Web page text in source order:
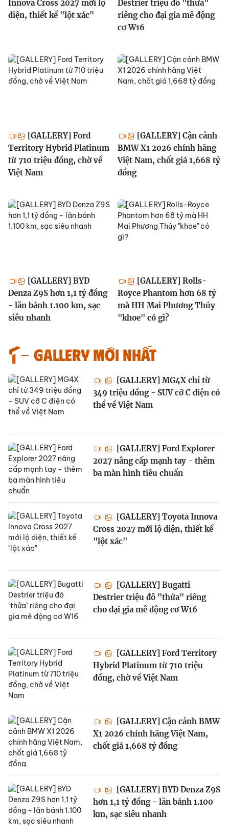
Innova Cross 2027 mới lộ
diện, thiết kế "lột xác"
Destrier triệu đô "thửa"
riêng cho đại gia mê động
cơ W16
[GALLERY] Ford
Territory Hybrid Platinum
từ 710 triệu đồng, chờ về
Việt Nam
[GALLERY] Cận cảnh
BMW X1 2026 chính hãng
Việt Nam, chốt giá 1,668 tỷ
đồng
[GALLERY] BYD
Denza Z9S hơn 1,1 tỷ đồng
- lăn bánh 1.100 km, sạc
siêu nhanh
[GALLERY] Rolls-
Royce Phantom hơn 68 tỷ
mà HH Mai Phương Thúy
"khoe" có gì?
GALLERY MỚI NHẤT
[GALLERY] MG4X chỉ từ
349 triệu đồng - SUV cỡ C điện có
thể về Việt Nam
[GALLERY] Ford Explorer
2027 nâng cấp mạnh tay - thêm
ba màn hình tiêu chuẩn
[GALLERY] Toyota Innova
Cross 2027 mới lộ diện, thiết kế
"lột xác"
[GALLERY] Bugatti
Destrier triệu đô "thửa" riêng
cho đại gia mê động cơ W16
[GALLERY] Ford Territory
Hybrid Platinum từ 710 triệu
đồng, chờ về Việt Nam
[GALLERY] Cận cảnh BMW
X1 2026 chính hãng Việt Nam,
chốt giá 1,668 tỷ đồng
[GALLERY] BYD Denza Z9S
hơn 1,1 tỷ đồng - lăn bánh 1.100
km, sạc siêu nhanh